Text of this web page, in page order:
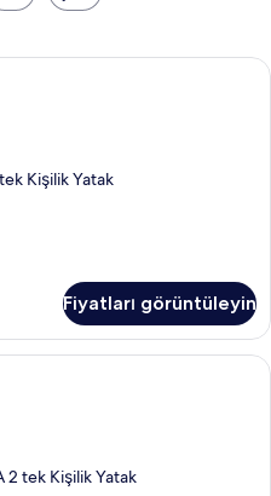
Ses yalıtımı, ücretsiz kablosuz
Kişilik Yatak
Fiyatları görüntüleyin
Ses yalıtımı, ücretsiz kablosuz
2 tek Kişilik Yatak